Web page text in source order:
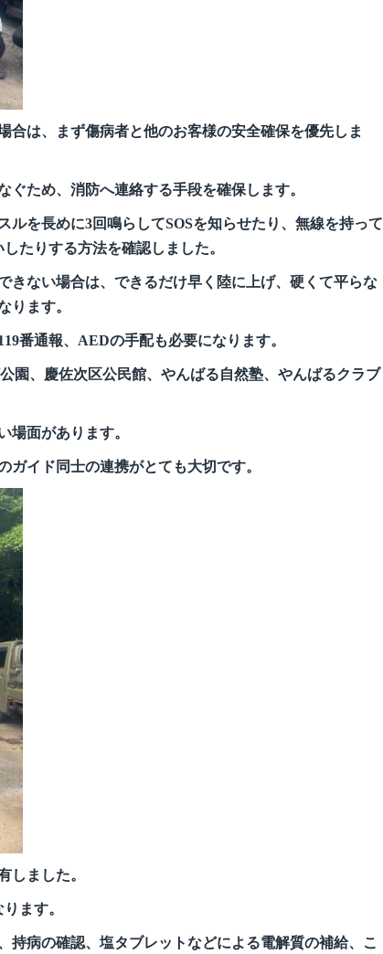
合は、まず傷病者と他のお客様の安全確保を優先しま
ぐため、消防へ連絡する手段を確保します。
ルを長めに3回鳴らしてSOSを知らせたり、無線を持って
たりする方法を確認しました。
きない場合は、できるだけ早く陸に上げ、硬くて平らな
ります。
番通報、AEDの手配も必要になります。
園、慶佐次区公民館、やんばる自然塾、やんばるクラブ
場面があります。
ガイド同士の連携がとても大切です。
しました。
ます。
持病の確認、塩タブレットなどによる電解質の補給、こ